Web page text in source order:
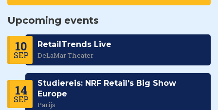
Upcoming events
10
SEP
RetailTrends Live
DeLaMar Theater
14
SEP
Studiereis: NRF Retail's Big Show
Europe
Parijs